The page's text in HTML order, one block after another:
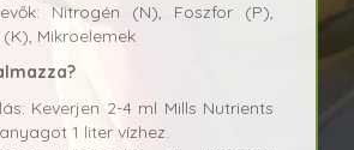
Nitrogén (N), Foszfor (P),
Mikroelemek
Keverjen 2-4 ml Mills Nutrients
1 liter vízhez.